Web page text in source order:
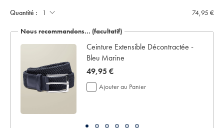
Quantité : 74,95 €
Nous recommandons… (facultatif)
Ceinture Extensible Décontractée -
Bleu Marine
now
49,95
€
49,95 €
Ajouter au Panier